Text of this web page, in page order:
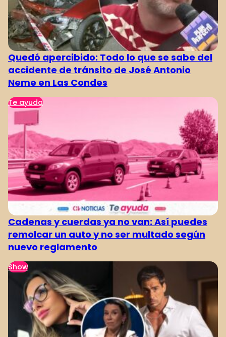
Quedó apercibido: Todo lo que se sabe del
accidente de tránsito de José Antonio
Neme en Las Condes
Te ayuda
Cadenas y cuerdas ya no van: Así puedes
remolcar un auto y no ser multado según
nuevo reglamento
Show